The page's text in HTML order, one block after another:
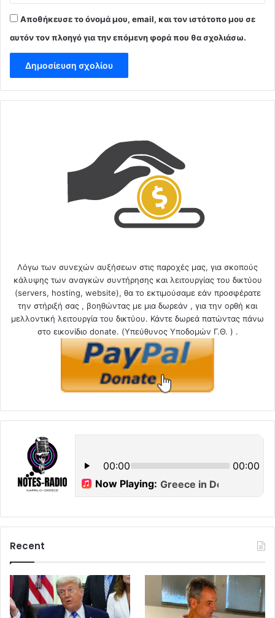
Αποθήκευσε το όνομά μου, email, και τον ιστότοπο μου σε
αυτόν τον πλοηγό για την επόμενη φορά που θα σχολιάσω.
Λόγω των συνεχών αυξήσεων στις παροχές μας, για σκοπούς
κάλυψης των αναγκών συντήρησης και λειτουργίας του δικτύου
(servers, hosting, website), θα το εκτιμούσαμε εάν προσφέρατε
την στήριξή σας , βοηθώντας με μια δωρεάν , για την ορθή και
μελλοντική λειτουργία του δικτύου. Κάντε δωρεά πατώντας πάνω
στο εικονίδιο donate. (Υπεύθυνος Υποδομών Γ.Θ. ) .
Recent